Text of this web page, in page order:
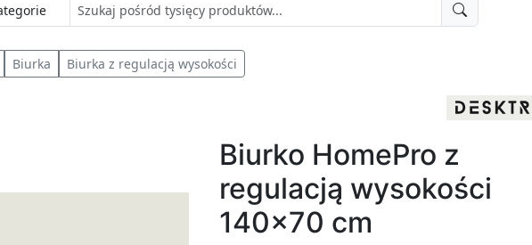
Biurka Biurka z regulacją wysokości
Biurko HomePro z
regulacją wysokości
140x70 cm